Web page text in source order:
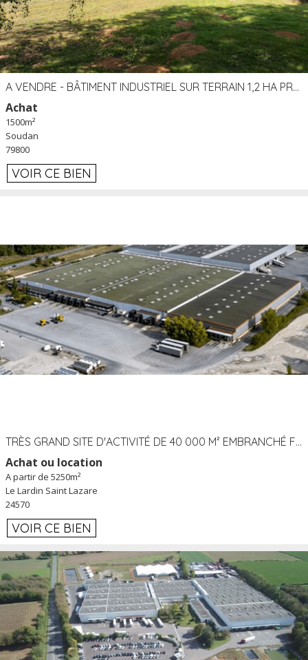
A VENDRE - BÂTIMENT INDUSTRIEL SUR TERRAIN 1,2 HA PROCHE ÉCHANGEUR A10 - SOUDAN (79)
Achat
1500m²
Soudan
79800
VOIR CE BIEN
TRÈS GRAND SITE D'ACTIVITÉ DE 40 000 M² EMBRANCHÉ FER AU LARDIN SAINT LAZARE (24) PROCHE A89 À LOUER
Achat ou location
A partir de 5250m²
Le Lardin Saint Lazare
24570
VOIR CE BIEN